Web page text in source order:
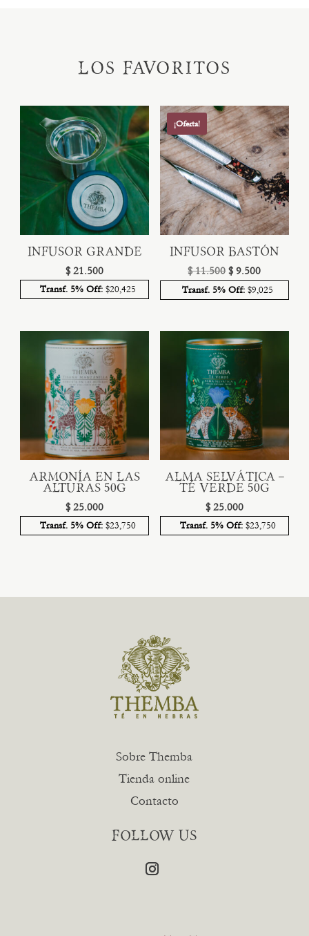
LOS FAVORITOS
INFUSOR GRANDE
$ 21.500
Transf. 5% Off:$20,425
¡Oferta!
INFUSOR BASTÓN
$11.500 El
precio
$ 11.500.
$ 9.500El
precio
$ 9.500.
Transf. 5% Off:$9,025
ARMONÍA EN LAS
ALTURAS 50g
$ 25.000
Transf. 5% Off:$23,750
ALMA SELVÁTICA –
TÉ VERDE 50g
$25.000
Transf. 5% Off: $23,750
Sobre Themba
Tienda online
Contacto
FOLLOW US